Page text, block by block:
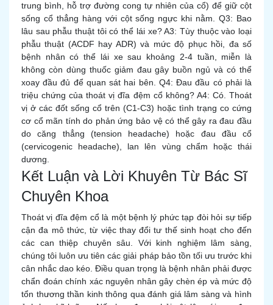
trung bình, hỗ trợ đường cong tự nhiên của cổ) để giữ cột
sống cổ thẳng hàng với cột sống ngực khi nằm. Q3: Bao
lâu sau phẫu thuật tôi có thể lái xe? A3: Tùy thuộc vào loại
phẫu thuật (ACDF hay ADR) và mức độ phục hồi, đa số
bệnh nhân có thể lái xe sau khoảng 2-4 tuần, miễn là
không còn dùng thuốc giảm đau gây buồn ngủ và có thể
xoay đầu đủ để quan sát hai bên. Q4: Đau đầu có phải là
triệu chứng của thoát vị đĩa đệm cổ không? A4: Có. Thoát
vị ở các đốt sống cổ trên (C1-C3) hoặc tình trạng co cứng
cơ cổ mãn tính do phản ứng bảo vệ có thể gây ra đau đầu
do căng thẳng (tension headache) hoặc đau đầu cổ
(cervicogenic headache), lan lên vùng chẩm hoặc thái
dương.
Kết Luận và Lời Khuyên Từ Bác Sĩ
Chuyên Khoa
Thoát vị đĩa đệm cổ là một bệnh lý phức tạp đòi hỏi sự tiếp
cận đa mô thức, từ việc thay đổi tư thế sinh hoạt cho đến
các can thiệp chuyên sâu. Với kinh nghiệm lâm sàng,
chúng tôi luôn ưu tiên các giải pháp bảo tồn tối ưu trước khi
cân nhắc dao kéo. Điều quan trọng là bệnh nhân phải được
chẩn đoán chính xác nguyên nhân gây chèn ép và mức độ
tổn thương thần kinh thông qua đánh giá lâm sàng và hình